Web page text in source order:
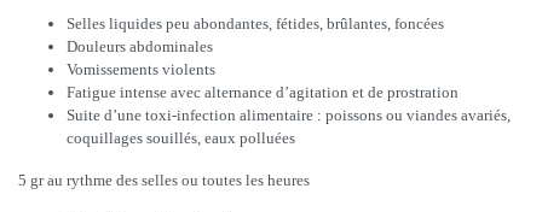
Selles liquides peu abondantes, fétides, brûlantes, foncées
Douleurs abdominales
Vomissements violents
Fatigue intense avec alternance d’agitation et de prostration
Suite d’une toxi-infection alimentaire : poissons ou viandes avariés,
coquillages souillés, eaux polluées
5 gr au rythme des selles ou toutes les heures